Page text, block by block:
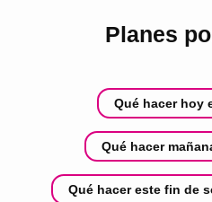
Planes
Qué hacer hoy
Qué hacer
Qué hacer este fin de